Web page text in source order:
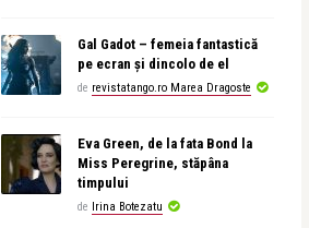
Gal Gadot – femeia fantastică
pe ecran și dincolo de el
de revistatango.ro Marea Dragoste
Eva Green, de la fata Bond la
Miss Peregrine, stăpâna
timpului
de Irina Botezatu